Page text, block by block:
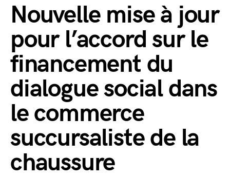
Nouvelle mise à jour
pour l’accord sur le
financement du
dialogue social dans
le commerce
succursaliste de la
chaussure